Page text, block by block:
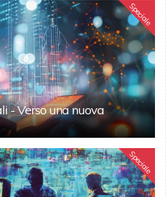
Speciale
- Verso una nuova
Speciale